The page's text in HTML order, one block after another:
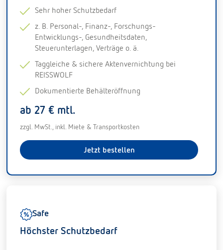
Sehr hoher Schutzbedarf
z. B. Personal-, Finanz-, Forschungs-
Entwicklungs-, Gesundheitsdaten,
Steuerunterlagen, Verträge o. ä.
Taggleiche & sichere Aktenvernichtung bei
REISSWOLF
Dokumentierte Behälteröffnung
ab 27 € mtl.
zzgl. MwSt., inkl. Miete & Transportkosten
Jetzt bestellen
Safe
Höchster Schutzbedarf